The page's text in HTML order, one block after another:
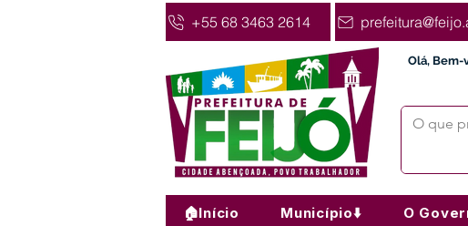
+55 68 3463 2614
Olá, Bem-
🏠Início Município⬇️ O